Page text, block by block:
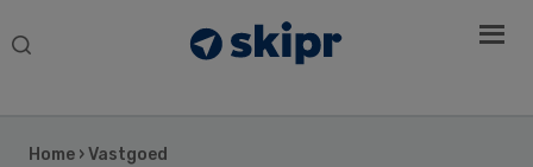
Search
Home › Vastgoed